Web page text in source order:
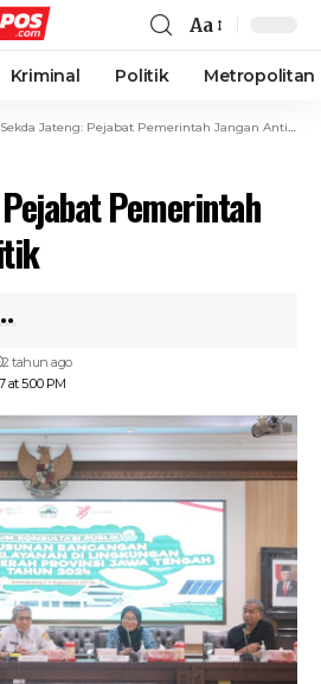
Aa
Kriminal Politik Metropolitan
Sekda Jateng: Pejabat Pemerintah Jangan Antikritik
Pemerintah
at 5:00 PM
2 tahun ago